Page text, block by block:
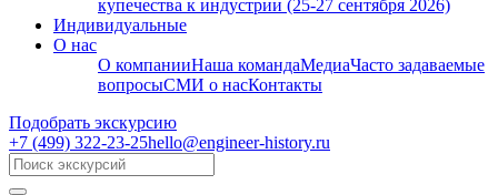
купечества к индустрии (25-27 сентября 2026)
Индивидуальные
О нас
О компанииНаша командаМедиаЧасто задаваемые
вопросыСМИ о насКонтакты
Подобрать экскурсию
+7 (499) 322-23-25hello@engineer-history.ru